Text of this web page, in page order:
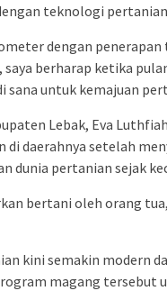
teknologi
dengan
saya berharap ketika
sana untuk kemajuan
Lebak, Eva
daerahnya setelah
dunia pertanian sejak
bertani oleh orang
kini semakin modern
magang tersebut